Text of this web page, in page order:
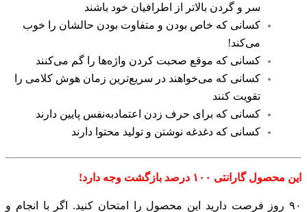
سر و گردن بالاتر از اطرافیان خود باشند
کسانی که خاص بودن و متفاوت بودن حالشان را خوب
می‌کند!
کسانی که موقع صحبت کردن واژه‌ها را گم می‌کنند
کسانی که می‌خواهند در سریع‌ترین زمان هوش کلامی را
تقویت کنند
کسانی که برای حرف زدن اعتمادبه‌نفس پایین دارند
کسانی که دغدغه نوشتن و تولید محتوا دارند
این محصول گارانتی ۱۰۰ درصد بازگشت وجه دارد!
۹۰ روز فرصت دارید این محصول را امتحان کنید. اگر با انجام و